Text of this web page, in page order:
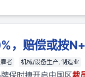
，赔偿或按
者 机械/设备生产, 制造业
保时捷开启中国区裁